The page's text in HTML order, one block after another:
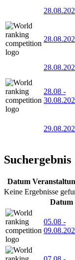
28.08 -
Suchergebnis
Datum
Keine Ergebnisse
Datum
05.08 -